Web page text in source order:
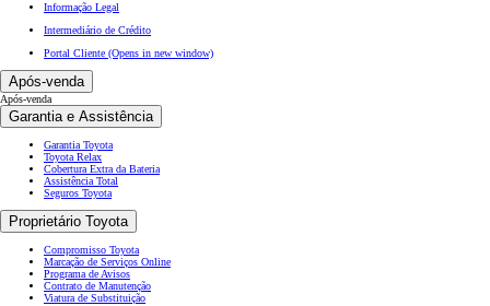
Informação Legal
Intermediário de Crédito
Portal Cliente (Opens in new window)
Após-venda
Após-venda
Garantia e Assistência
Garantia Toyota
Toyota Relax
Cobertura Extra da Bateria
Assistência Total
Seguros Toyota
Proprietário Toyota
Compromisso Toyota
Marcação de Serviços Online
Programa de Avisos
Contrato de Manutenção
Viatura de Substituição